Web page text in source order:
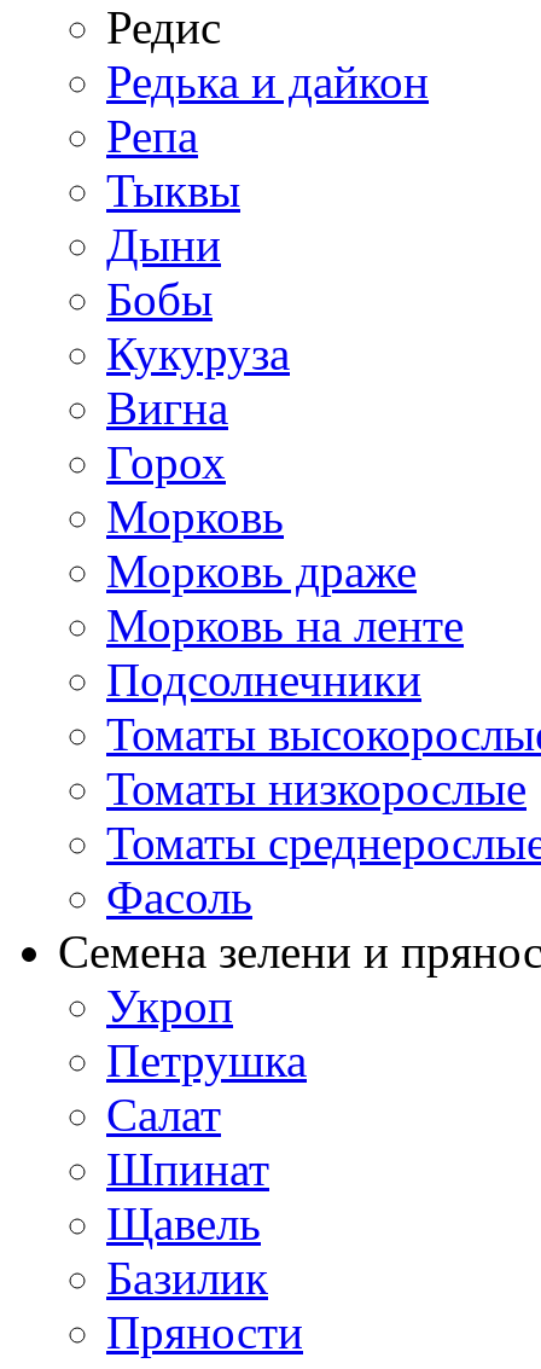
Редис
Редька и дайкон
Репа
Тыквы
Дыни
Бобы
Кукуруза
Вигна
Горох
Морковь
Морковь драже
Морковь на ленте
Подсолнечники
Томаты
Томаты низкорослые
Томаты
Фасоль
Семена зелени и
Укроп
Петрушка
Салат
Шпинат
Щавель
Базилик
Пряности